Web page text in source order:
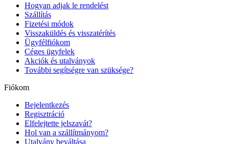
Hogyan adjak le rendelést
Szállítás
Fizetési módok
Visszaküldés és visszatérítés
Ügyfélfiókom
Céges ügyfelek
Akciók és utalványok
További segítségre van szüksége?
Fiókom
Bejelentkezés
Regisztráció
Elfelejtette jelszavát?
Hol van a szállítmányom?
Utalvány beváltása